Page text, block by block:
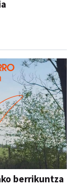
berrikuntza